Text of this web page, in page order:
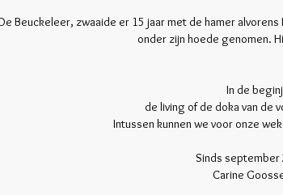
Beuckeleer, zwaaide er 15 jaar met de hamer
onder zijn hoede genomen.
In de
de living of de doka van de
Intussen kunnen we voor onze
Sinds
Carine